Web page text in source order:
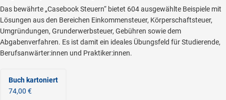
Das bewährte „Casebook Steuern“ bietet 604 ausgewählte Beispiele mit
Lösungen aus den Bereichen Einkommensteuer, Körperschaftsteuer,
Umgründungen, Grunderwerbsteuer, Gebühren sowie dem
Abgabenverfahren. Es ist damit ein ideales Übungsfeld für Studierende,
Berufsanwärter:innen und Praktiker:innen.
Buch kartoniert
74,00 €